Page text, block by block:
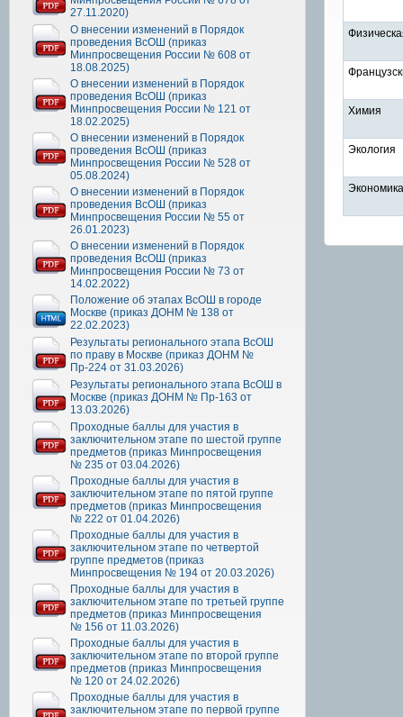
27.11.2020)
О внесении изменений в Порядок
проведения ВсОШ (приказ
Минпросвещения России № 608 от
18.08.2025)
О внесении изменений в Порядок
проведения ВсОШ (приказ
Минпросвещения России № 121 от
18.02.2025)
О внесении изменений в Порядок
проведения ВсОШ (приказ
Минпросвещения России № 528 от
05.08.2024)
О внесении изменений в Порядок
проведения ВсОШ (приказ
Минпросвещения России № 55 от
26.01.2023)
О внесении изменений в Порядок
проведения ВсОШ (приказ
Минпросвещения России № 73 от
14.02.2022)
Положение об этапах ВсОШ в городе
Москве (приказ ДОНМ № 138 от
22.02.2023)
Результаты регионального этапа ВсОШ
по праву в Москве (приказ ДОНМ №
Пр-224 от 31.03.2026)
Результаты регионального этапа ВсОШ в
Москве (приказ ДОНМ № Пр-163 от
13.03.2026)
Проходные баллы для участия в
заключительном этапе по шестой группе
предметов (приказ Минпросвещения
№ 235 от 03.04.2026)
Проходные баллы для участия в
заключительном этапе по пятой группе
предметов (приказ Минпросвещения
№ 222 от 01.04.2026)
Проходные баллы для участия в
заключительном этапе по четвертой
группе предметов (приказ
Минпросвещения № 194 от 20.03.2026)
Проходные баллы для участия в
заключительном этапе по третьей группе
предметов (приказ Минпросвещения
№ 156 от 11.03.2026)
Проходные баллы для участия в
заключительном этапе по второй группе
предметов (приказ Минпросвещения
№ 120 от 24.02.2026)
Проходные баллы для участия в
заключительном этапе по первой группе
Химия
Экология
Экономика